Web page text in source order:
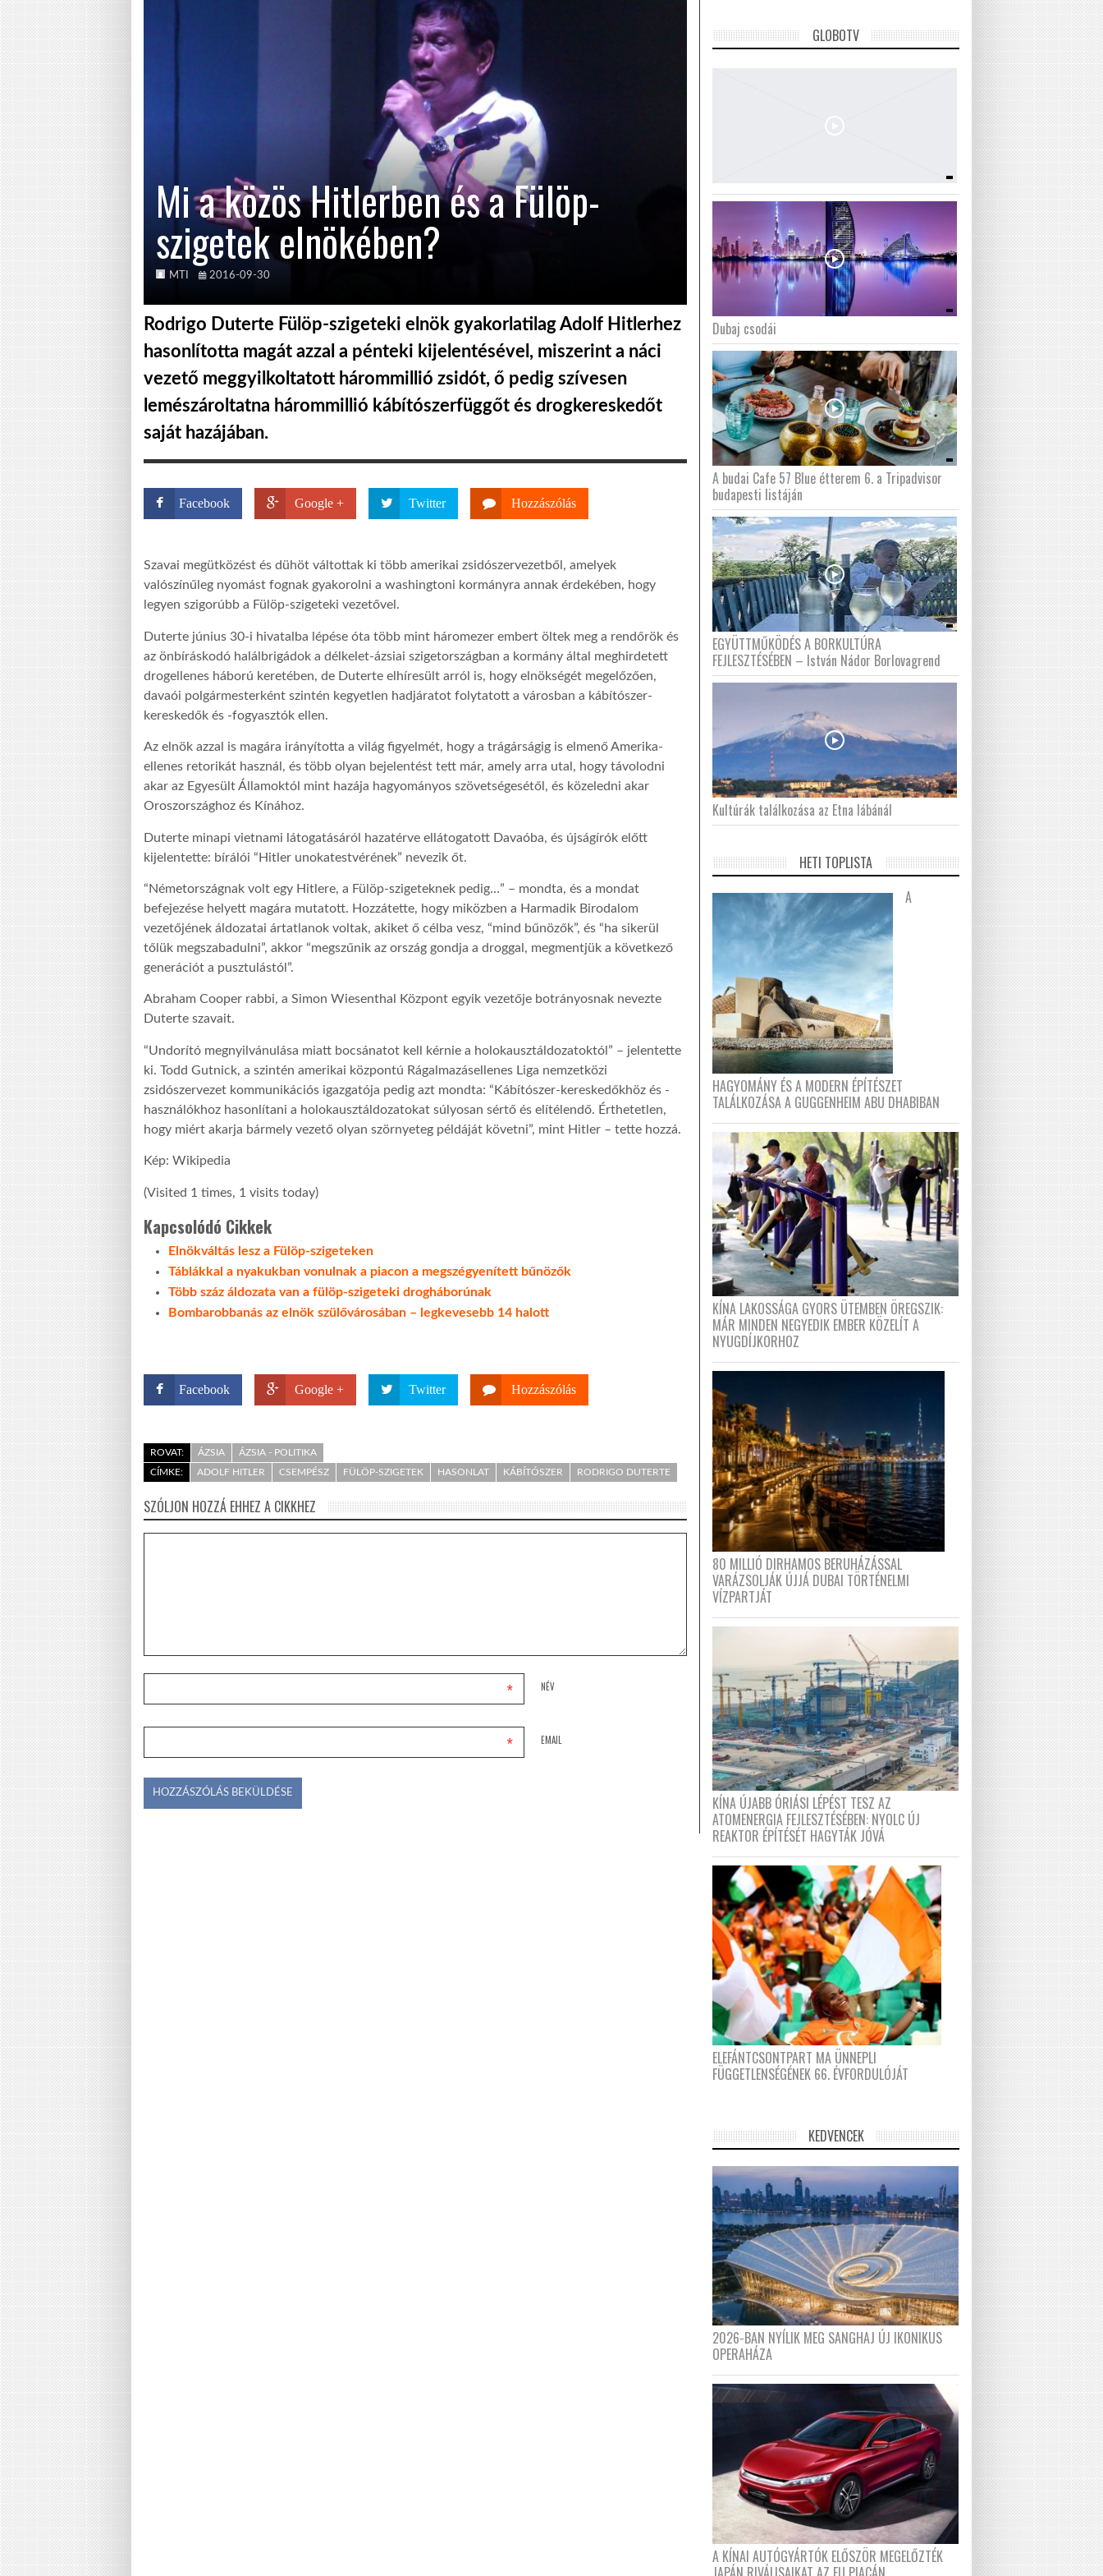
Mi a közös Hitlerben és a Fülöp-
szigetek elnökében?
MTI 2016-09-30
Rodrigo Duterte Fülöp-szigeteki elnök gyakorlatilag Adolf Hitlerhez
hasonlította magát azzal a pénteki kijelentésével, miszerint a náci
vezető meggyilkoltatott hárommillió zsidót, ő pedig szívesen
lemészároltatna hárommillió kábítószerfüggőt és drogkereskedőt
saját hazájában.
Facebook Google + Twitter Hozzászólás
Szavai megütközést és dühöt váltottak ki több amerikai zsidószervezetből, amelyek
valószínűleg nyomást fognak gyakorolni a washingtoni kormányra annak érdekében, hogy
legyen szigorúbb a Fülöp-szigeteki vezetővel.
Duterte június 30-i hivatalba lépése óta több mint háromezer embert öltek meg a rendőrök és
az önbíráskodó halálbrigádok a délkelet-ázsiai szigetországban a kormány által meghirdetett
drogellenes háború keretében, de Duterte elhíresült arról is, hogy elnökségét megelőzően,
davaói polgármesterként szintén kegyetlen hadjáratot folytatott a városban a kábítószer-
kereskedők és -fogyasztók ellen.
Az elnök azzal is magára irányította a világ figyelmét, hogy a trágárságig is elmenő Amerika-
ellenes retorikát használ, és több olyan bejelentést tett már, amely arra utal, hogy távolodni
akar az Egyesült Államoktól mint hazája hagyományos szövetségesétől, és közeledni akar
Oroszországhoz és Kínához.
Duterte minapi vietnami látogatásáról hazatérve ellátogatott Davaóba, és újságírók előtt
kijelentette: bírálói “Hitler unokatestvérének” nevezik őt.
“Németországnak volt egy Hitlere, a Fülöp-szigeteknek pedig…” – mondta, és a mondat
befejezése helyett magára mutatott. Hozzátette, hogy miközben a Harmadik Birodalom
vezetőjének áldozatai ártatlanok voltak, akiket ő célba vesz, “mind bűnözők”, és “ha sikerül
tőlük megszabadulni”, akkor “megszűnik az ország gondja a droggal, megmentjük a következő
generációt a pusztulástól”.
Abraham Cooper rabbi, a Simon Wiesenthal Központ egyik vezetője botrányosnak nevezte
Duterte szavait.
“Undorító megnyilvánulása miatt bocsánatot kell kérnie a holokausztáldozatoktól” – jelentette
ki. Todd Gutnick, a szintén amerikai központú Rágalmazásellenes Liga nemzetközi
zsidószervezet kommunikációs igazgatója pedig azt mondta: “Kábítószer-kereskedőkhöz és -
használókhoz hasonlítani a holokausztáldozatokat súlyosan sértő és elítélendő. Érthetetlen,
hogy miért akarja bármely vezető olyan szörnyeteg példáját követni”, mint Hitler – tette hozzá.
Kép: Wikipedia
(Visited 1 times, 1 visits today)
Kapcsolódó Cikkek
Elnökváltás lesz a Fülöp-szigeteken
Táblákkal a nyakukban vonulnak a piacon a megszégyenített bűnözők
Több száz áldozata van a fülöp-szigeteki drogháborúnak
Bombarobbanás az elnök szülővárosában – legkevesebb 14 halott
Facebook Google + Twitter Hozzászólás
ROVAT: ÁZSIA
ÁZSIA - POLITIKA
CÍMKE:
ADOLF HITLER CSEMPÉSZ FÜLÖP-SZIGETEK HASONLAT KÁBÍTÓSZER RODRIGO DUTERTE
SZÓLJON HOZZÁ EHHEZ A CIKKHEZ
NÉV
*
EMAIL
*
GLOBOTV
Dubaj csodái
A budai Cafe 57 Blue étterem 6. a Tripadvisor
budapesti listáján
EGYÜTTMŰKÖDÉS A BORKULTÚRA
FEJLESZTÉSÉBEN – István Nádor Borlovagrend
Kultúrák találkozása az Etna lábánál
HETI TOPLISTA
A
HAGYOMÁNY ÉS A MODERN ÉPÍTÉSZET
TALÁLKOZÁSA A GUGGENHEIM ABU DHABIBAN
KÍNA LAKOSSÁGA GYORS ÜTEMBEN ÖREGSZIK:
MÁR MINDEN NEGYEDIK EMBER KÖZELÍT A
NYUGDÍJKORHOZ
80 MILLIÓ DIRHAMOS BERUHÁZÁSSAL
VARÁZSOLJÁK ÚJJÁ DUBAI TÖRTÉNELMI
VÍZPARTJÁT
KÍNA ÚJABB ÓRIÁSI LÉPÉST TESZ AZ
ATOMENERGIA FEJLESZTÉSÉBEN: NYOLC ÚJ
REAKTOR ÉPÍTÉSÉT HAGYTÁK JÓVÁ
ELEFÁNTCSONTPART MA ÜNNEPLI
FÜGGETLENSÉGÉNEK 66. ÉVFORDULÓJÁT
KEDVENCEK
2026-BAN NYÍLIK MEG SANGHAJ ÚJ IKONIKUS
OPERAHÁZA
A KÍNAI AUTÓGYÁRTÓK ELŐSZÖR MEGELŐZTÉK